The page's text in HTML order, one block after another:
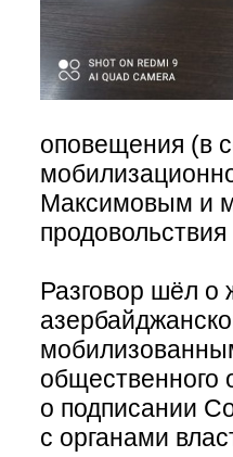
оповещения (в
Максимовым и
Разговор шёл о
общественного
о подписании
с органами